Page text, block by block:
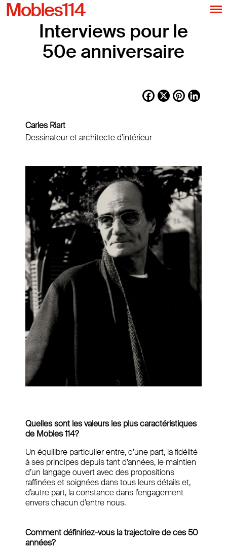
Mobles114
Interviews pour le
50e anniversaire
Facebook
X Pinterest
Carles Riart
Dessinateur et architecte d’intérieur
Quelles sont les valeurs les plus caractéristiques
de Mobles 114?
Un équilibre particulier entre, d’une part, la fidélité
à ses principes depuis tant d’années, le maintien
d’un langage ouvert avec des propositions
raffinées et soignées dans tous leurs détails et,
d’autre part, la constance dans l’engagement
envers chacun d’entre nous.
Comment définiriez-vous la trajectoire de ces 50
années?